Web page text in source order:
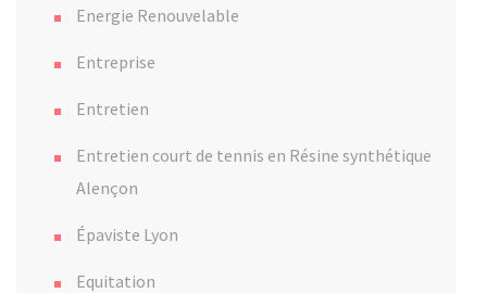
Energie Renouvelable
Entreprise
Entretien
Entretien court de tennis en Résine synthétique
Alençon
Épaviste Lyon
Equitation